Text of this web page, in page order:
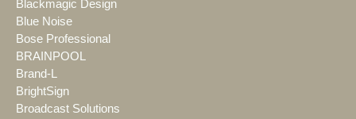
Blackmagic Design
Blue Noise
Bose Professional
BRAINPOOL
Brand-L
BrightSign
Broadcast Solutions